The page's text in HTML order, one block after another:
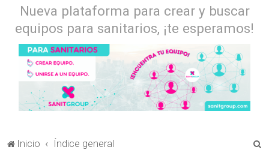
Nueva plataforma para crear y buscar
equipos para sanitarios, ¡te esperamos!
Inicio Índice general